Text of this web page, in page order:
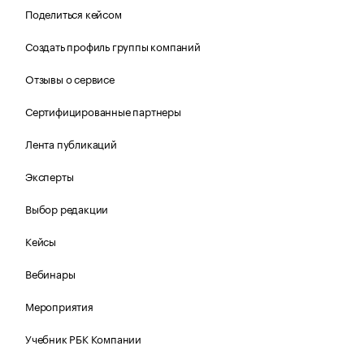
Поделиться кейсом
Создать профиль группы компаний
Отзывы о сервисе
Сертифицированные партнеры
Лента публикаций
Эксперты
Выбор редакции
Кейсы
Вебинары
Мероприятия
Учебник РБК Компании